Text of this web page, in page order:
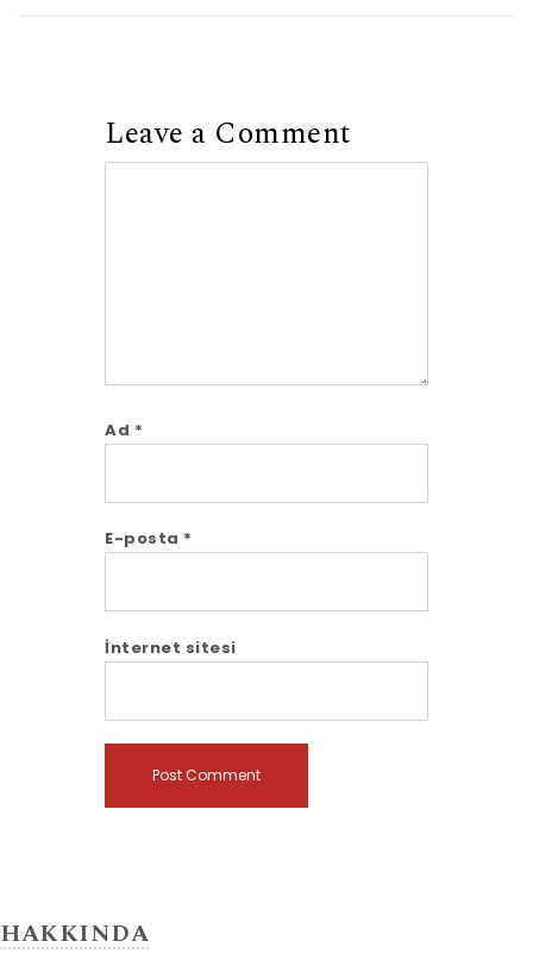
Leave a Comment
Ad *
E-posta *
İnternet sitesi
HAKKINDA